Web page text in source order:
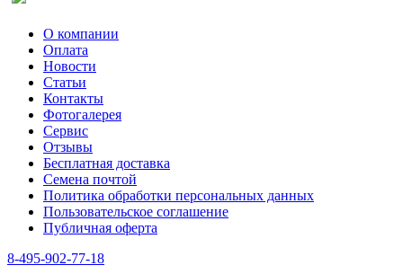
Тмин
Трава для чая
Туласи
Укроп
Фенхель пряный
Хризантема овощная
Цикорий пряный
Цикорий салатный (Витлуф)
Черемша
Шпинат
Щавель
Эндивий
Эстрагон
Алтей
О компании
Оплата
Новости
Статьи
Контакты
Фотогалерея​
Сервис
Отзывы
Бесплатная доставка
Семена почтой
Политика обработки персональных данных
Пользовательское соглашение
Публичная оферта
8-495-902-77-18